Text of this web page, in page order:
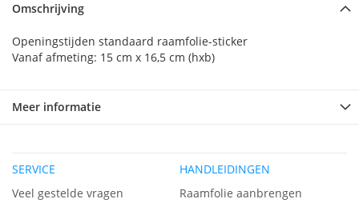
Omschrijving
Openingstijden standaard raamfolie-sticker
Vanaf afmeting: 15 cm x 16,5 cm (hxb)
Meer informatie
SERVICE
Veel gestelde vragen
HANDLEIDINGEN
Raamfolie aanbrengen